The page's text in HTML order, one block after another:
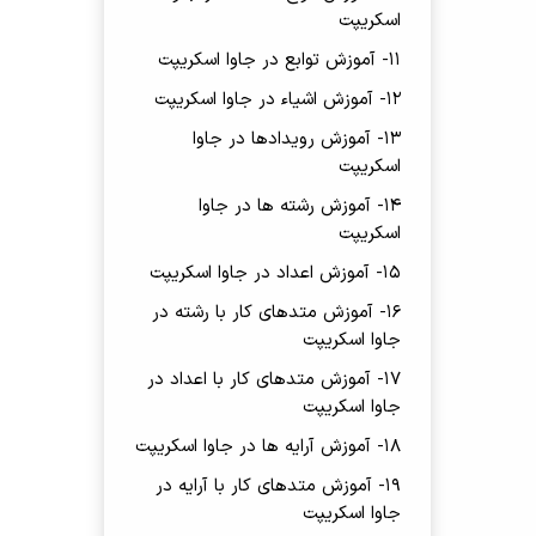
اسکریپت
11- آموزش توابع در جاوا اسکریپت
12- آموزش اشیاء در جاوا اسکریپت
13- آموزش رویدادها در جاوا
اسکریپت
14- آموزش رشته ها در جاوا
اسکریپت
15- آموزش اعداد در جاوا اسکریپت
16- آموزش متدهای کار با رشته در
جاوا اسکریپت
17- آموزش متدهای کار با اعداد در
جاوا اسکریپت
18- آموزش آرایه ها در جاوا اسکریپت
19- آموزش متدهای کار با آرایه در
جاوا اسکریپت